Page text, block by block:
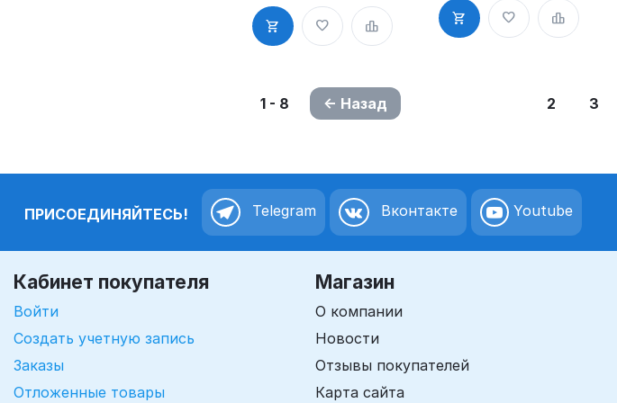
спецзаказу
Mobistamps
4310, Sirdash
1 - 8 Назад 2 3
ПРИСОЕДИНЯЙТЕСЬ! Telegram Вконтакте Youtube
Кабинет покупателя
Войти
Создать учетную запись
Заказы
Отложенные товары
Магазин
О компании
Новости
Отзывы покупателей
Карта сайта